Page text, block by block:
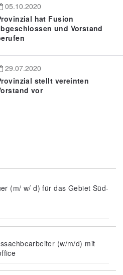
05.10.2020
hat Fusion
und Vorstand
29.07.2020
stellt vereinten
vor
(m/ w/ d) für das Gebiet Süd-
(w/m/d) mit